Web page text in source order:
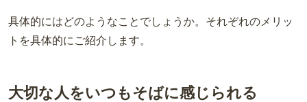
具体的にはどのようなことでしょうか。それぞれのメリッ
トを具体的にご紹介します。
大切な人をいつもそばに感じられる